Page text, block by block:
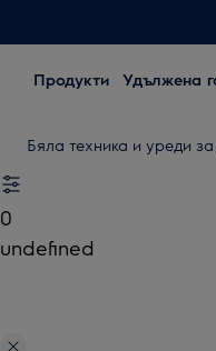
Продукти Удължена
Бяла техника и уреди
0
undefined